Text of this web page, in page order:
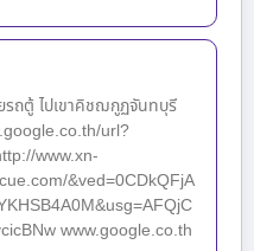
ถตู้ ไปเขาคิชฌกูฏจันทบุรี
url?
www.xn-
&ved=0CDkQFjA
www.google.co.th